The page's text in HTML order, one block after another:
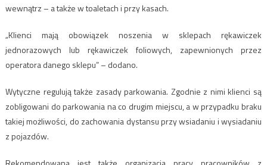
wewnątrz – a także w toaletach i przy kasach.
„Klienci mają obowiązek noszenia w sklepach rękawiczek
jednorazowych lub rękawiczek foliowych, zapewnionych przez
operatora danego sklepu” – dodano.
Wytyczne regulują także zasady parkowania. Zgodnie z nimi klienci są
zobligowani do parkowania na co drugim miejscu, a w przypadku braku
takiej możliwości, do zachowania dystansu przy wsiadaniu i wysiadaniu
z pojazdów.